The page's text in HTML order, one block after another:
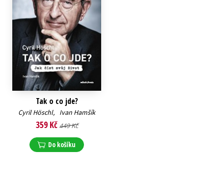
Tak o co jde?
Cyril Höschl, Ivan Hamšík
359 Kč 449 Kč
Do košíku